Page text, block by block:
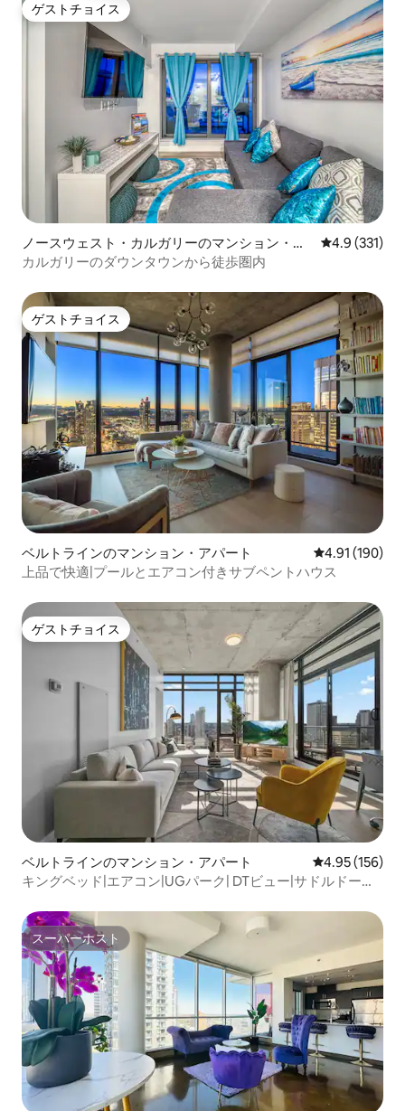
ゲストチョイス
ゲストチョイス
ノースウェスト・カルガリーのマンション・ア
パート
レビュー331
4.9 (331)
カルガリーのダウンタウンから徒歩圏内
ゲストチョイス
ゲストチョイス
ベルトラインのマンション・アパート レビュー190
4.91 (190)
上品で快適|プールとエアコン付きサブペントハウス
ゲストチョイス
ゲストチョイス
ベルトラインのマンション・アパート レビュー156
4.95 (156)
キングベッド|エアコン|UGパーク| DTビュー|サドルドーム
スーパーホスト
スーパーホスト